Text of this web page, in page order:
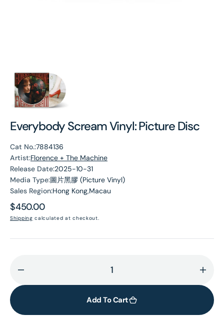
Everybody Scream Vinyl: Picture Disc
Cat No.:7884136
Artist:Florence + The Machine
Release Date:2025-10-31
Media Type:圖片黑膠 (Picture Vinyl)
Sales Region:Hong Kong,Macau
Regular
price
$450.00
Shipping calculated at checkout.
quantity
Everybody
for
Add To Cart